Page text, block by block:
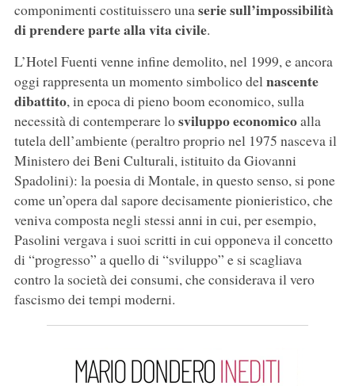
componimenti costituissero unaserie sull’impossibilità
di prendere parte alla vita civile.
L’Hotel Fuenti venne infine demolito, nel 1999, e ancora
oggi rappresenta un momento simbolico delnascente
dibattito, in epoca di pieno boom economico, sulla
necessità di contemperare losviluppo economicoalla
tutela dell’ambiente (peraltro proprio nel 1975 nasceva il
Ministero dei Beni Culturali, istituito da Giovanni
Spadolini): la poesia di Montale, in questo senso, si pone
come un’opera dal sapore decisamente pionieristico, che
veniva composta negli stessi anni in cui, per esempio,
Pasolini vergava i suoi scritti in cui opponeva il concetto
di “progresso” a quello di “sviluppo” e si scagliava
contro la società dei consumi, che considerava il vero
fascismo dei tempi moderni.